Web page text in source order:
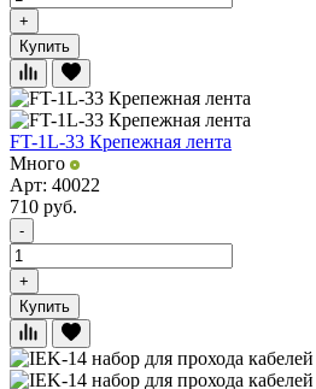
+
Купить
FT-1L-33 Крепежная лента
Много
Арт: 40022
710 руб.
-
+
Купить